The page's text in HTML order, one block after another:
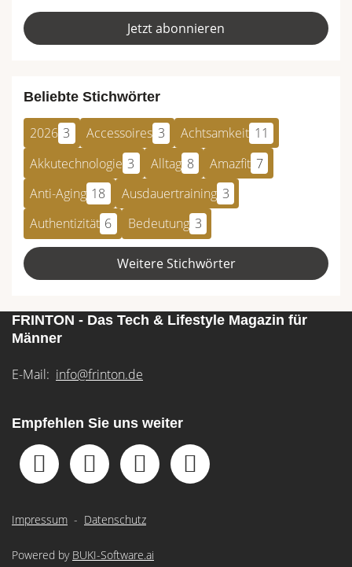
fill
this
Mailadresse:
Jetzt abonnieren
Beliebte Stichwörter
2026 3 Accessoires 3 Achtsamkeit 11
Akkutechnologie 3 Alltag 8 Amazfit 7
Anti-Aging 18 Ausdauertraining 3
Authentizität 6 Bedeutung 3
Weitere Stichwörter
FRINTON - Das Tech & Lifestyle Magazin für
Männer
E-Mail: info@frinton.de
Empfehlen Sie uns weiter
Impressum - Datenschutz
Powered by BUKI-Software.ai